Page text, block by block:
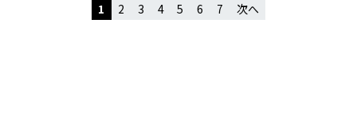
1 2 3 4 5 6 7 次へ